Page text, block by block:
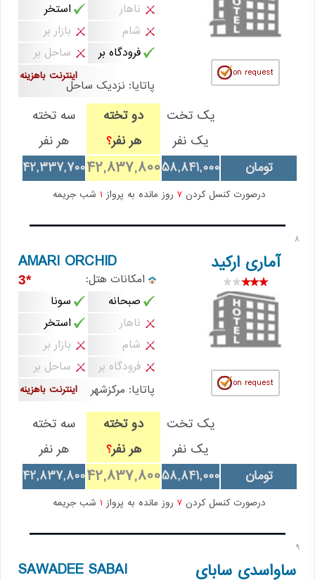
ناهار
استخر
شام
بازار بر
فرودگاه بر
ساحل بر
اینترنت باهزینه
پاتایا: نزدیک ساحل
یک تخت
یک نفر
دو تخته
هر نفر؟
سه تخته
هر نفر
تومان
58,841,000
42,837,800
42,337,700
درصورت کنسل کردن 7 روز مانده به پرواز شب جریمه
8
آماری ارکید AMARI ORCHID
امکانات هتل: *3
صبحانه
سونا
ناهار
استخر
شام
بازار بر
فرودگاه بر
ساحل بر
اینترنت باهزینه پاتایا: مرکزشهر
یک تخت
یک نفر
دو تخته
هر نفر؟
سه تخته
هر نفر
تومان
58,841,000
42,837,800
42,837,800
درصورت کنسل کردن 7 روز مانده به پرواز شب جریمه
9
ساواسدی سابای SAWADEE SABAI